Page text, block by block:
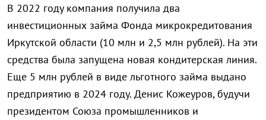
В 2022 году компания получила два
инвестиционных займа Фонда микрокредитования
Иркутской области (10 млн и 2,5 млн рублей). На эти
средства была запущена новая кондитерская линия.
Еще 5 млн рублей в виде льготного займа выдано
предприятию в 2024 году. Денис Кожеуров, будучи
президентом Союза промышленников и